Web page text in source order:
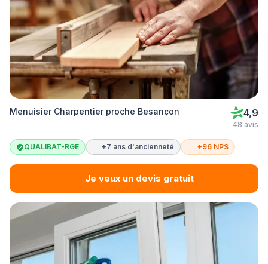
Menuisier Charpentier proche Besançon 4,9
48 avis
QUALIBAT-RGE +7 ans d'ancienneté +96 NPS
Je veux un devis gratuit